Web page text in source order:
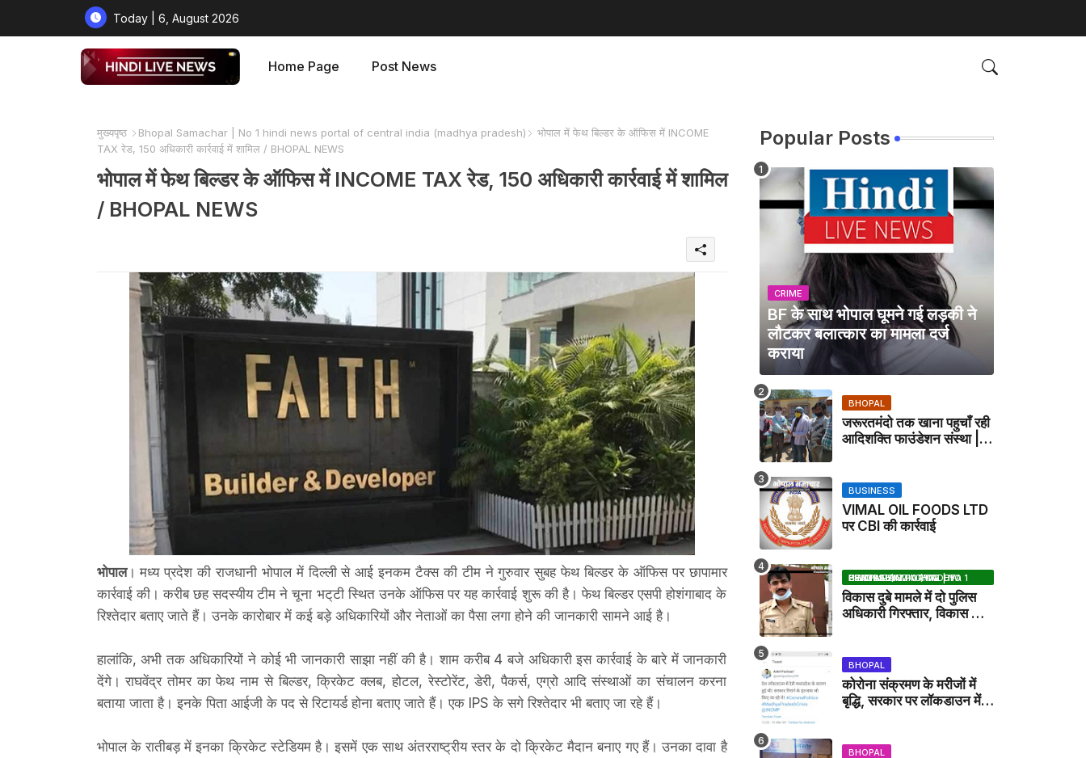
Today | 6, August 2026
Home Page Post News
मुख्यपृष्ठ Bhopal Samachar | No 1 hindi news portal of central india (madhya pradesh)
भोपाल में फेथ बिल्डर के ऑफिस में INCOME
TAX रेड, 150 अधिकारी कार्रवाई में शामिल / BHOPAL NEWS
भोपाल में फेथ बिल्डर के ऑफिस में INCOME TAX रेड, 150 अधिकारी कार्रवाई में शामिल
/ BHOPAL NEWS
भोपाल। मध्य प्रदेश की राजधानी भोपाल में दिल्ली से आई इनकम टैक्स की टीम ने गुरुवार सुबह फेथ बिल्डर के ऑफिस पर छापामार
कार्रवाई की। करीब छह सदस्यीय टीम ने चूना भट्‌टी स्थित उनके ऑफिस पर यह कार्रवाई शुरू की है। फेथ बिल्डर एसपी होशंगाबाद के
रिश्तेदार बताए जाते हैं। उनके कारोबार में कई बड़े अधिकारियों और नेताओं का पैसा लगा होने की जानकारी सामने आई है।
हालांकि, अभी तक अधिकारियों ने कोई भी जानकारी साझा नहीं की है। शाम करीब 4 बजे अधिकारी इस कार्रवाई के बारे में जानकारी
देंगे। राघवेंद्र तोमर का फेथ नाम से बिल्डर, क्रिकेट क्लब, होटल, रेस्टोरेंट, डेरी, पैकर्स, एग्रो आदि संस्थाओं का संचालन करना
बताया जाता है। इनके पिता आईजी के पद से रिटायर्ड होना बताए जाते हैं। एक IPS के सगे रिश्तेदार भी बताए जा रहे हैं।
भोपाल के रातीबड़ में इनका क्रिकेट स्टेडियम है। इसमें एक साथ अंतरराष्ट्रीय स्तर के दो क्रिकेट मैदान बनाए गए हैं। उनका दावा है
Popular Posts
CRIME
BF के साथ भोपाल घूमने गई लड़की ने
लौटकर बलात्कार का मामला दर्ज
कराया
BHOPAL
जरूरतमंदो तक खाना पहुचाँ रही
आदिशक्ति फाउंडेशन संस्था |
BUSINESS
VIMAL OIL FOODS LTD
पर CBI की कार्रवाई
BHOPAL SAMACHAR | NO 1 HINDI NEWS PORTAL OF CENTRAL INDIA (MADHYA PRADESH)
विकास दुबे मामले में दो पुलिस
अधिकारी गिरफ्तार, विकास की
BHOPAL
कोरोना संक्रमण के मरीजों में
बृद्धि, सरकार पर लॉकडाउन में
BHOPAL